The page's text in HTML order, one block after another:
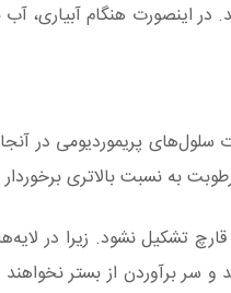
در اینصورت هنگام
پریموردیومی در
به نسبت بالاتری
نشود. زیرا در
سر برآوردن از بستر